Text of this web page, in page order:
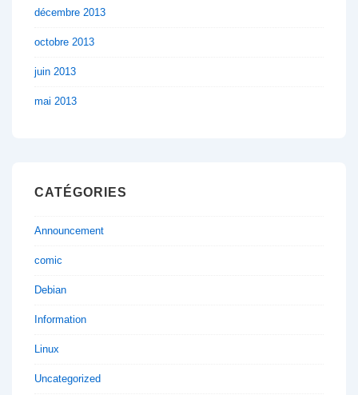
décembre 2013
octobre 2013
juin 2013
mai 2013
CATÉGORIES
Announcement
comic
Debian
Information
Linux
Uncategorized